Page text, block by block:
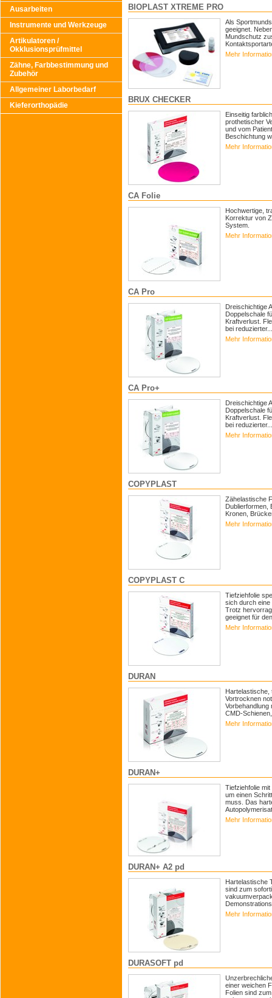
Ausarbeiten
Instrumente und Werkzeuge
Artikulatoren /
Okklusionsprüfmittel
Zähne, Farbbestimmung und
Zubehör
Allgemeiner Laborbedarf
Kieferorthopädie
BIOPLAST XTREME PRO
Als
geeignet.
Mundschutz
Mehr
BRUX CHECKER
Einseitig
prothetischer
und vom
Beschichtung
Mehr
CA Folie
Hochwertige,
Korrektur von
System.
Mehr
CA Pro
Dreischichtige
Doppelschale
Kraftverlust.
bei reduzierter...
Mehr
CA Pro+
Dreischichtige
Doppelschale
Kraftverlust.
bei reduzierter...
Mehr
COPYPLAST
Zähelastische
Dublierformen,
Kronen,
Mehr
COPYPLAST C
Tiefziehfolie
sich durch
Trotz
geeignet für
Mehr
DURAN
Hartelastische,
Vortrocknen
Vorbehandlung
CMD-
Mehr
DURAN+
Tiefziehfolie
um einen
muss. Das
Mehr
DURAN+ A2 pd
Hartelastische
sind zum
Mehr
DURASOFT pd
einer weichen
Folien sind